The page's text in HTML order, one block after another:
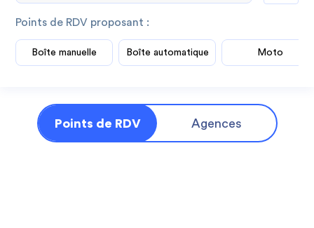
Points de RDV proposant :
Boîte manuelle Boîte automatique Moto
Points de RDV Agences